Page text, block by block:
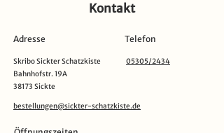
Kontakt
Adresse Telefon
Skribo Sickter Schatzkiste
Bahnhofstr. 19A
38173 Sickte
05305/2434
bestellungen@sickter-schatzkiste.de